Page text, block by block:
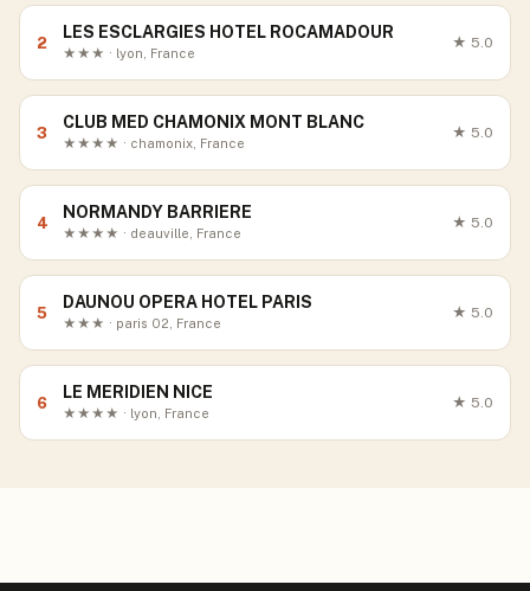
2
LES ESCLARGIES HOTEL ROCAMADOUR
★★★ · lyon, France
★ 5.0
3
CLUB MED CHAMONIX MONT BLANC
★★★★ · chamonix, France
★ 5.0
4
NORMANDY BARRIERE
★★★★ · deauville, France
★ 5.0
5
DAUNOU OPERA HOTEL PARIS
★★★ · paris 02, France
★ 5.0
6
LE MERIDIEN NICE
★★★★ · lyon, France
★ 5.0